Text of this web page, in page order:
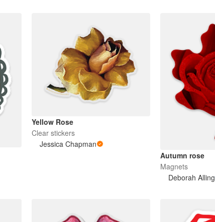
Yellow Rose
Clear stickers
Jessica Chapman
Autumn rose
Magnets
Deborah Alling